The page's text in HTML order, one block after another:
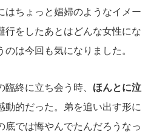
はちょっと娼婦のようなイメー
行をしたあとはどんな女性にな
は今回も気になりました。
終に立ち会う時、 ほんとに泣
動的だった。弟を追い出す形に
底では悔やんでたんだろうなっ